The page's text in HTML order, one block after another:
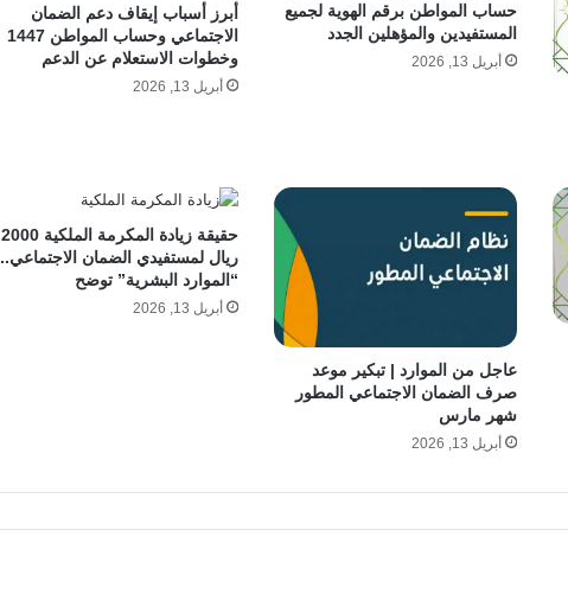
حساب المواطن برقم الهوية لجميع
المستفيدين والمؤهلين الجدد
أبريل 13, 2026
أبرز أسباب إيقاف دعم الضمان
الاجتماعي وحساب المواطن 1447
وخطوات الاستعلام عن الدعم
أبريل 13, 2026
عاجل من الموارد | تبكير موعد
صرف الضمان الاجتماعي المطور
شهر مارس
أبريل 13, 2026
حقيقة زيادة المكرمة الملكية 2000
ريال لمستفيدي الضمان الاجتماعي..
“الموارد البشرية” توضح
أبريل 13, 2026